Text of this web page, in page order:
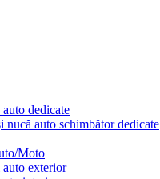
dedicate
nucă auto schimbător dedicate
Moto
exterior